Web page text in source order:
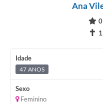
Ana
✝
Idade
47 ANOS
Sexo
Feminino